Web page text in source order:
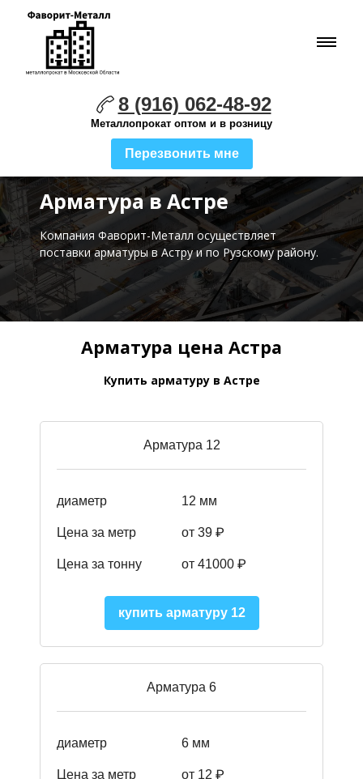
8 (916) 062-48-92
Металлопрокат оптом и в розницу
Перезвонить мне
Арматура в Астре
Компания Фаворит-Металл осуществляет
поставкиарматуры в Астру и по Рузскому району.
Арматура цена Астра
Купить арматуру в Астре
Арматура 12
диаметр 12 мм
Цена за метр от 39 ₽
Цена за тонну от 41000 ₽
купить арматуру 12
Арматура 6
диаметр 6 мм
Цена за метр от 12 ₽